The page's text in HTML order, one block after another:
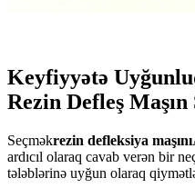
Keyfiyyətə
Rezin Defleş Maşın
Seçməkrezin defleksiya maşını
ardıcıl olaraq cavab verən bir
tələblərinə uyğun olaraq